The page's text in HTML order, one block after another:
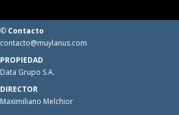
© Contacto
contacto@muylanus.com
PROPIEDAD
Data Grupo S.A.
DIRECTOR
Maximiliano Melchior